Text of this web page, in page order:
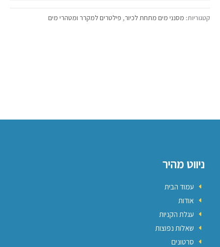
קטגוריות: מסנני מים מתחת לכיור, פילטרים למקרר ומטהרי מים
ניווט מהיר
עמוד הבית
אודות
עגלת הקניות
שאלות נפוצות
סרטונים